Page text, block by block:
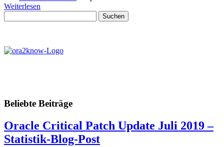
Weiterlesen
nach:
Beliebte Beiträge
Oracle Critical Patch Update Juli 2019 –
Statistik-Blog-Post